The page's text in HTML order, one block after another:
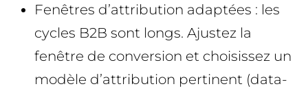
Fenêtres d’attribution adaptées : les
cycles B2B sont longs. Ajustez la
fenêtre de conversion et choisissez un
modèle d’attribution pertinent (data-